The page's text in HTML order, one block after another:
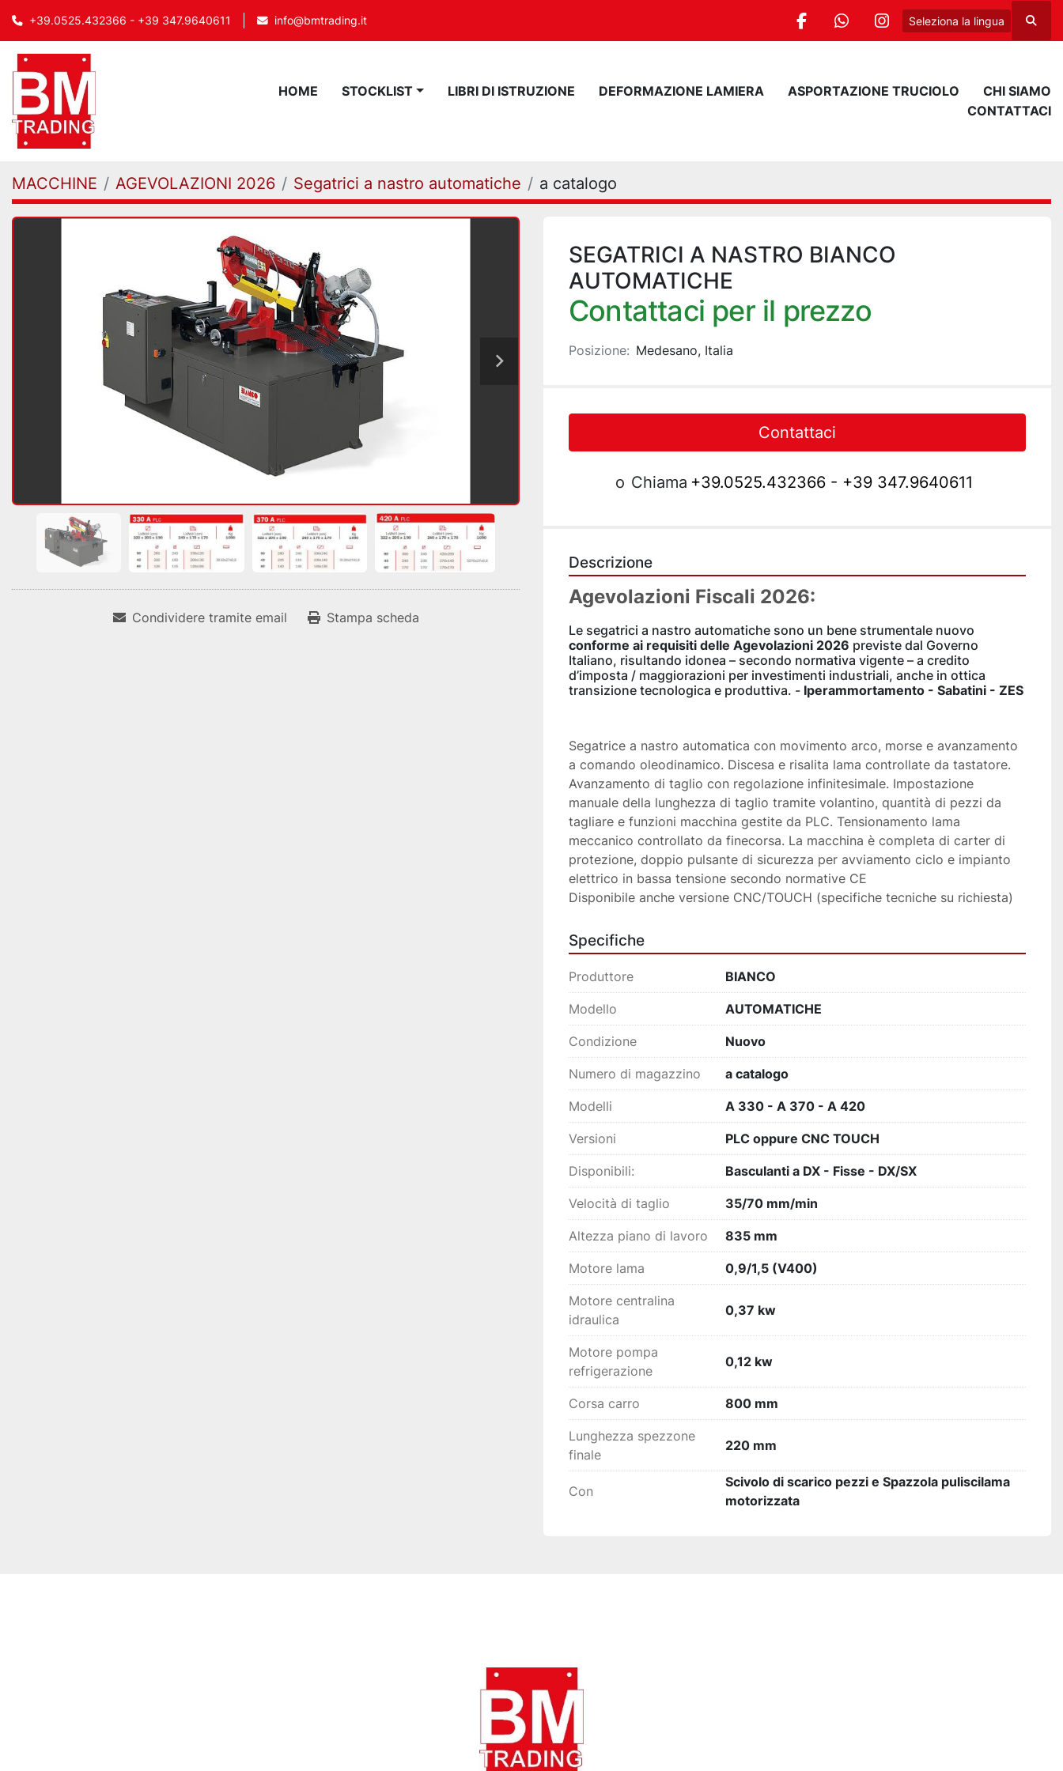
+39.0525.432366 - +39 347.9640611 info@bmtrading.it
facebookwhatsappinstagram
Seleziona la lingua Cerca
HOME STOCKLIST LIBRI DI ISTRUZIONE DEFORMAZIONE LAMIERA ASPORTAZIONE TRUCIOLO
CHI SIAMO
CONTATTACI
MACCHINE AGEVOLAZIONI 2026 Segatrici a nastro automatiche a catalogo
Condividere tramite email Stampa scheda
SEGATRICI A NASTRO BIANCO
AUTOMATICHE
Contattaci per il prezzo
Posizione: Medesano, Italia
Contattaci
o Chiama +39.0525.432366 - +39 347.9640611
Descrizione
Agevolazioni Fiscali 2026:
conforme ai requisiti delle Agevolazioni 2026 previste dal Governo
Italiano, risultando idonea – secondo normativa vigente – a credito
d’imposta / maggiorazioni per investimenti industriali, anche in ottica
transizione tecnologica e produttiva. -
Segatrice a nastro automatica con movimento arco, morse e avanzamento
a comando oleodinamico. Discesa e risalita lama controllate da tastatore.
Avanzamento di taglio con regolazione infinitesimale. Impostazione
manuale della lunghezza di taglio tramite volantino, quantità di pezzi da
tagliare e funzioni macchina gestite da PLC. Tensionamento lama
meccanico controllato da finecorsa. La macchina è completa di carter di
protezione, doppio pulsante di sicurezza per avviamento ciclo e impianto
elettrico in bassa tensione secondo normative CE
Disponibile anche versione CNC/TOUCH (specifiche tecniche su richiesta)
Specifiche
Produttore BIANCO
Modello AUTOMATICHE
Condizione Nuovo
Numero di magazzino a catalogo
Modelli A 330 - A 370 - A 420
Versioni PLC oppure CNC TOUCH
Disponibili: Basculanti a DX - Fisse - DX/SX
Velocità di taglio 35/70 mm/min
Altezza piano di lavoro 835 mm
Motore lama 0,9/1,5 (V400)
Motore centralina
idraulica
0,37 kw
Motore pompa
refrigerazione
0,12 kw
Corsa carro 800 mm
Lunghezza spezzone
finale
220 mm
Con
Scivolo di scarico pezzi e Spazzola puliscilama
motorizzata